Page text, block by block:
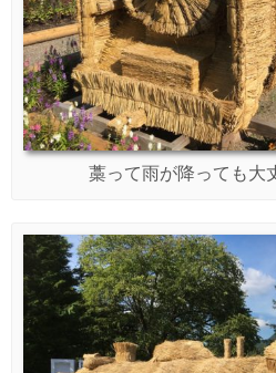
藁って雨が降っても大